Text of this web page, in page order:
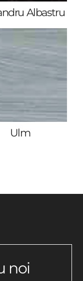
Albastru
Ulm
noi